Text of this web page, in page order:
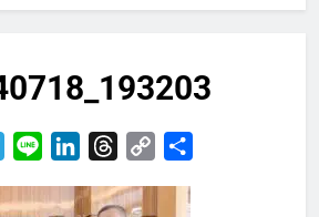
Telegram
Line LinkedInThreads
Copy